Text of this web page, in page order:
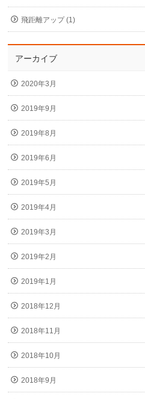
飛距離アップ (1)
アーカイブ
2020年3月
2019年9月
2019年8月
2019年6月
2019年5月
2019年4月
2019年3月
2019年2月
2019年1月
2018年12月
2018年11月
2018年10月
2018年9月